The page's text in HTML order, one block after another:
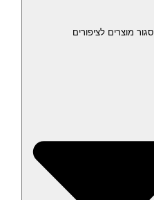
סגור מוצרים לציפורים